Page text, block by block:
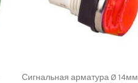
Сигнальная арматура Ø 14мм